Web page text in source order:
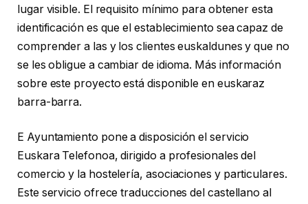
lugar visible. El requisito mínimo para obtener esta
identificación es que el establecimiento sea capaz de
comprender a las y los clientes euskaldunes y que no
se les obligue a cambiar de idioma. Más información
sobre este proyecto está disponible en euskaraz
barra-barra.
E Ayuntamiento pone a disposición el servicio
Euskara Telefonoa, dirigido a profesionales del
comercio y la hostelería, asociaciones y particulares.
Este servicio ofrece traducciones del castellano al